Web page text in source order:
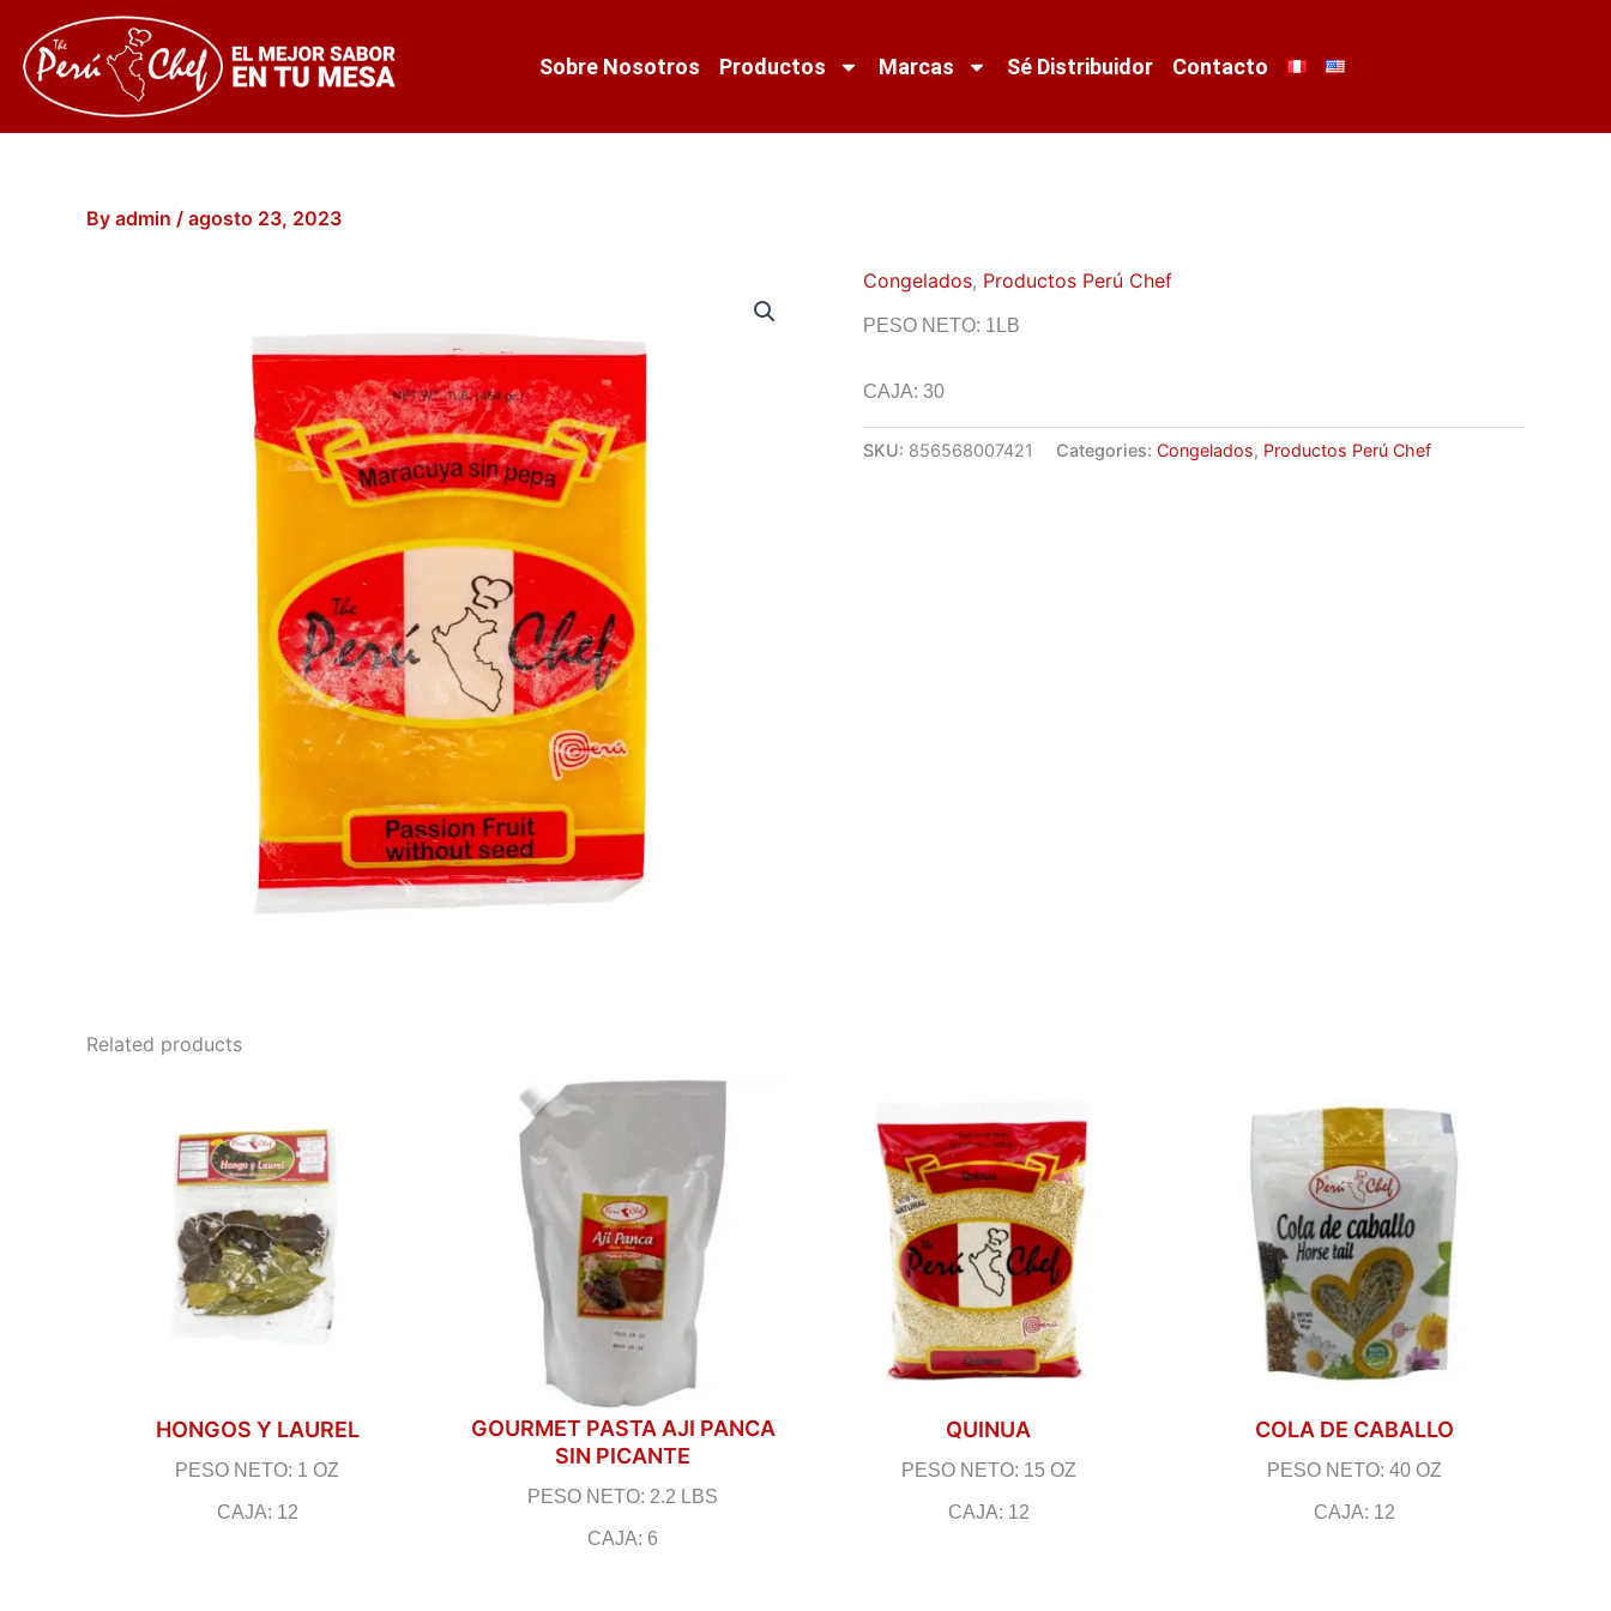
content
Sobre Nosotros Productos Marcas Sé Distribuidor Contacto
By admin / agosto 23, 2023
Congelados, Productos Perú Chef
PESO NETO: 1LB
CAJA: 30
SKU: 856568007421 Categories: Congelados, Productos Perú Chef
Related products
HONGOS Y LAUREL
PESO NETO: 1 OZ
CAJA: 12
GOURMET PASTA AJI PANCA
SIN PICANTE
PESO NETO: 2.2 LBS
CAJA: 6
QUINUA
PESO NETO: 15 OZ
CAJA: 12
COLA DE CABALLO
PESO NETO: 40 OZ
CAJA: 12